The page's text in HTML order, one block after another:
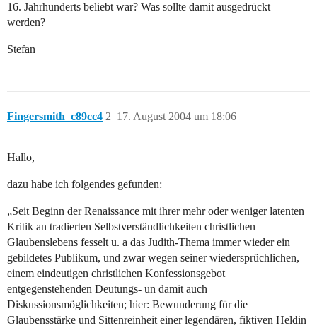
16. Jahrhunderts beliebt war? Was sollte damit ausgedrückt
werden?
Stefan
Fingersmith_c89cc4 17. August 2004 um 18:06
2
Hallo,
dazu habe ich folgendes gefunden:
„Seit Beginn der Renaissance mit ihrer mehr oder weniger latenten
Kritik an tradierten Selbstverständlichkeiten christlichen
Glaubenslebens fesselt u. a das Judith-Thema immer wieder ein
gebildetes Publikum, und zwar wegen seiner wiedersprüchlichen,
einem eindeutigen christlichen Konfessionsgebot
entgegenstehenden Deutungs- un damit auch
Diskussionsmöglichkeiten; hier: Bewunderung für die
Glaubensstärke und Sittenreinheit einer legendären, fiktiven Heldin